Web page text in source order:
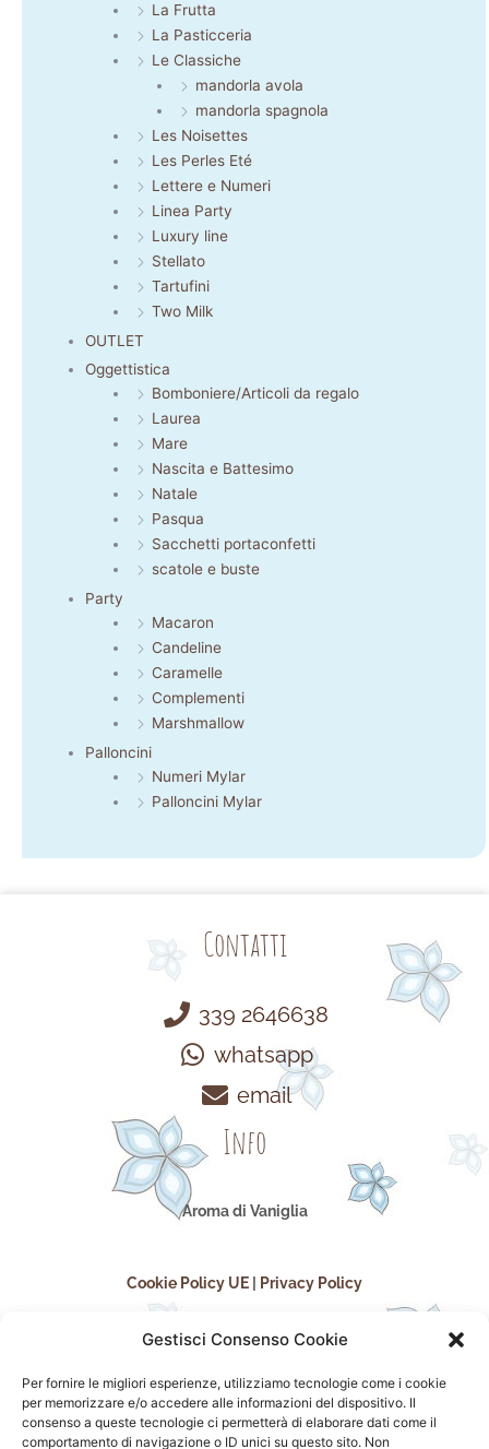
Gestisci Consenso Cookie
Per fornire le migliori esperienze, utilizziamo tecnologie come i cookie
per memorizzare e/o accedere alle informazioni del dispositivo. Il
consenso a queste tecnologie ci permetterà di elaborare dati come il
comportamento di navigazione o ID unici su questo sito. Non
La Frutta
La Pasticceria
Le Classiche
mandorla avola
mandorla spagnola
Les Noisettes
Les Perles Eté
Lettere e Numeri
Linea Party
Luxury line
Stellato
Tartufini
Two Milk
OUTLET
Oggettistica
Bomboniere/Articoli da regalo
Laurea
Mare
Nascita e Battesimo
Natale
Pasqua
Sacchetti portaconfetti
scatole e buste
Party
Macaron
Candeline
Caramelle
Complementi
Marshmallow
Palloncini
Numeri Mylar
Palloncini Mylar
Contatti
339 2646638
whatsapp
email
Info
Aroma di Vaniglia
Cookie Policy UE Privacy Policy